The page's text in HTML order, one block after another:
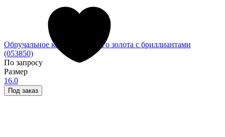
Обручальное кольцо из белого золота с бриллиантами
(053850)
По запросу
Размер
16.0
Под заказ